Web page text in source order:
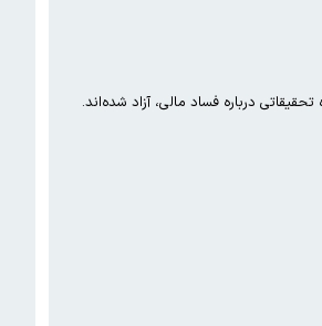
درباره فساد مالی، آزاد شده‌اند.